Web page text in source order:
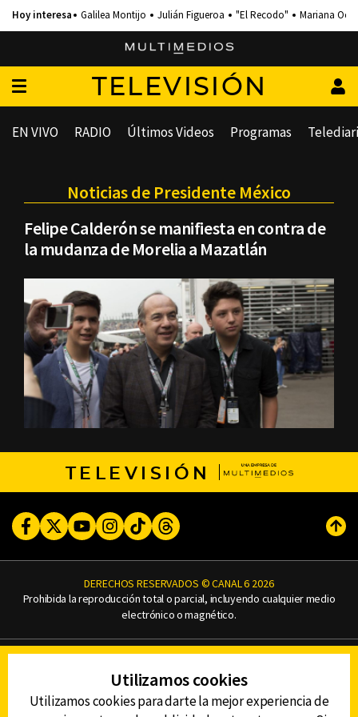
Galilea Montijo Julián Figueroa "El Recodo" Mariana
TELEVISIÓN
EN VIVO RADIO Últimos Videos Programas
Noticias de Presidente México
Felipe Calderón se manifiesta en contra de
la mudanza de Morelia a Mazatlán
TELEVISIÓN
FacebookTwitterYoutubeInstagram
TikTokThreads
DERECHOS RESERVADOS © CANAL 6 2026
Prohibida la reproducción total o parcial, incluyendo cualquier medio
electrónico o magnético.
AVISO DE PRIVACIDAD
DEFENSORÍA DE LAS AUDIENCIAS
Utilizamos cookies
Utilizamos cookies para darte la mejor experiencia de